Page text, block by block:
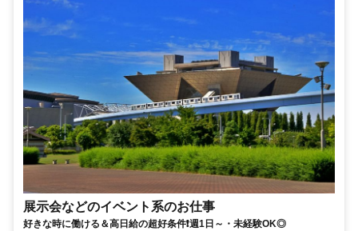
展示会などのイベント系のお仕事
好きな時に働ける＆高日給の超好条件❗週1日～・未経験OK◎